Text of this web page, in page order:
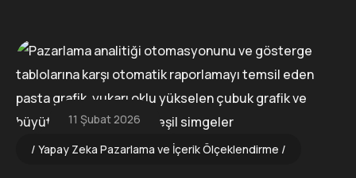
11 Şubat 2026
Yapay Zeka Pazarlama ve İçerik Ölçeklendirme